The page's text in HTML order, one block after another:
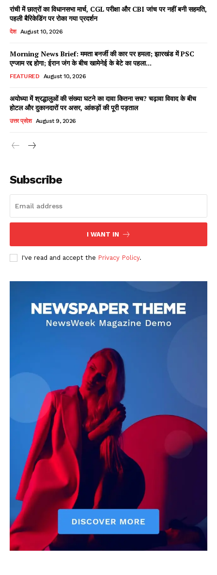
Facebook
X WhatsApp
Share
Read Latest News on AIN
DOWNLOAD NOW
AIN NEWS 1
Contact Us
About Us
Privacy Policy
Terms of Use Agreement
Facebook
X WhatsApp
Share
रांची में छात्रों का विधानसभा मार्च, CGL परीक्षा और CBI जांच पर नहीं बनी सहमति,
पहली बैरिकेडिंग पर रोका गया प्रदर्शन
देश August 10, 2026
Morning News Brief: ममता बनर्जी की कार पर हमला; झारखंड में PSC
एग्जाम रद्द होगा; ईरान जंग के बीच खामेनेई के बेटे का पहला...
FEATURED August 10, 2026
अयोध्या में श्रद्धालुओं की संख्या घटने का दावा कितना सच? चढ़ावा विवाद के बीच
होटल और दुकानदारों पर असर, आंकड़ों की पूरी पड़ताल
उत्तर प्रदेश August 9, 2026
Subscribe
I WANT IN
I've read and accept the Privacy Policy.